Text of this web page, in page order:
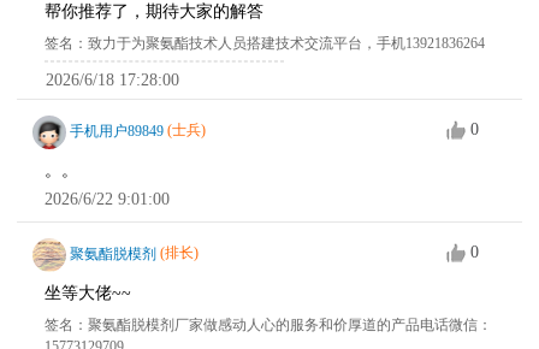
帮你推荐了，期待大家的解答
签名：致力于为聚氨酯技术人员搭建技术交流平台，手机13921836264
2026/6/18 17:28:00
手机用户89849(士兵) 0
。。
2026/6/22 9:01:00
聚氨酯脱模剂 (排长) 0
坐等大佬~~
签名：聚氨酯脱模剂厂家做感动人心的服务和价厚道的产品电话微信：